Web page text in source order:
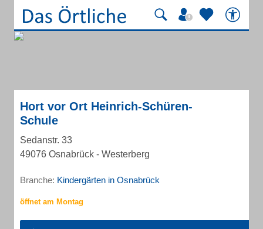
Hort vor Ort Heinrich-Schüren-
Schule
Sedanstr. 33
49076 Osnabrück - Westerberg
Branche: Kindergärten in Osnabrück